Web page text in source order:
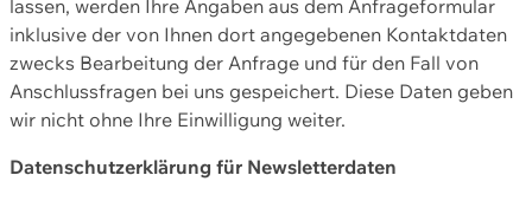
lassen, werden Ihre Angaben aus dem Anfrageformular
inklusive der von Ihnen dort angegebenen Kontaktdaten
zwecks Bearbeitung der Anfrage und für den Fall von
Anschlussfragen bei uns gespeichert. Diese Daten geben
wir nicht ohne Ihre Einwilligung weiter.
Datenschutzerklärung für Newsletterdaten